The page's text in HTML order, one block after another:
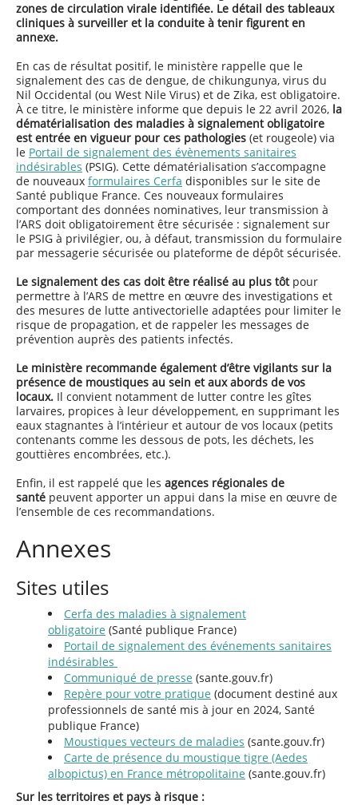
zones de circulation virale identifiée. Le détail des tableaux
cliniques à surveiller et la conduite à tenir figurent en
annexe.
En cas de résultat positif, le ministère rappelle que le
signalement des cas de dengue, de chikungunya, virus du
Nil Occidental (ou West Nile Virus) et de Zika, est obligatoire.
À ce titre, le ministère informe que depuis le 22 avril 2026, la
dématérialisation des maladies à signalement obligatoire
est entrée en vigueur pour ces pathologies (et rougeole) via
le Portail de signalement des évènements sanitaires
indésirables (PSIG). Cette dématérialisation s’accompagne
de nouveaux formulaires Cerfa disponibles sur le site de
Santé publique France. Ces nouveaux formulaires
comportant des données nominatives, leur transmission à
l’ARS doit obligatoirement être sécurisée : signalement sur
le PSIG à privilégier, ou, à défaut, transmission du formulaire
par messagerie sécurisée ou plateforme de dépôt sécurisée.
Le signalement des cas doit être réalisé au plus tôt pour
permettre à l’ARS de mettre en œuvre des investigations et
des mesures de lutte antivectorielle adaptées pour limiter le
risque de propagation, et de rappeler les messages de
prévention auprès des patients infectés.
Le ministère recommande également d’être vigilants sur la
présence de moustiques au sein et aux abords de vos
locaux. Il convient notamment de lutter contre les gîtes
larvaires, propices à leur développement, en supprimant les
eaux stagnantes à l’intérieur et autour de vos locaux (petits
contenants comme les dessous de pots, les déchets, les
gouttières encombrées, etc.).
Enfin, il est rappelé que les agences régionales de
santé peuvent apporter un appui dans la mise en œuvre de
l’ensemble de ces recommandations.
Annexes
Sites utiles
Cerfa des maladies à signalement
obligatoire (Santé publique France)
Portail de signalement des événements sanitaires
indésirables
Communiqué de presse (sante.gouv.fr)
Repère pour votre pratique (document destiné aux
professionnels de santé mis à jour en 2024, Santé
publique France)
Moustiques vecteurs de maladies (sante.gouv.fr)
Carte de présence du moustique tigre (Aedes
albopictus) en France métropolitaine (sante.gouv.fr)
Sur les territoires et pays à risque :